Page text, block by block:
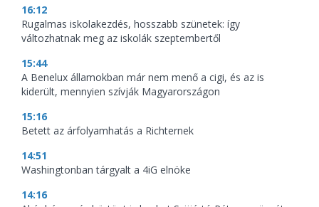
16:12
Rugalmas iskolakezdés, hosszabb szünetek: így
változhatnak meg az iskolák szeptembertől
15:44
A Benelux államokban már nem menő a cigi, és az is
kiderült, mennyien szívják Magyarországon
15:16
Betett az árfolyamhatás a Richternek
14:51
Washingtonban tárgyalt a 4iG elnöke
14:16